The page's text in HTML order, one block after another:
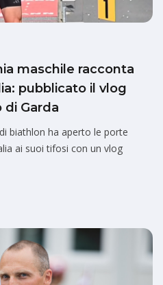
maschile racconta
pubblicato il vlog
Garda
biathlon ha aperto le porte
ai suoi tifosi con un vlog